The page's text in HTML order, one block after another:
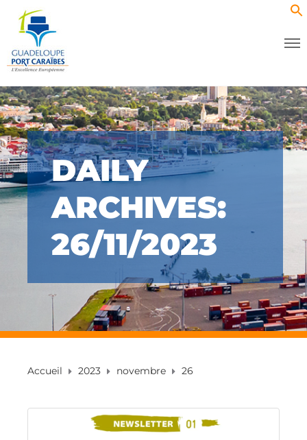
DAILY
ARCHIVES:
26/11/2023
Accueil 2023 novembre 26